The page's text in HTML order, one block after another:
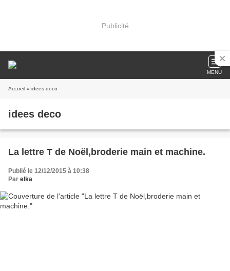
Publicité
MENU
Accueil » idees deco
idees deco
La lettre T de Noël,broderie main et machine.
Publié le 12/12/2015 à 10:38
Par elka